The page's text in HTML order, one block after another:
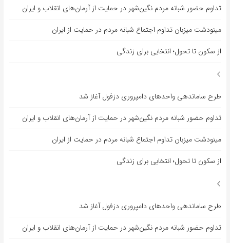
تداوم حضور شبانه مردم نگین‌شهر در حمایت از آرمان‌های انقلاب و ایران
مینودشت میزبان تداوم اجتماع شبانه مردم در حمایت از ایران
از سکون تا تحول؛ انتخابی برای زندگی
طرح ساماندهی واحدهای دامپروری دزفول آغاز شد
تداوم حضور شبانه مردم نگین‌شهر در حمایت از آرمان‌های انقلاب و ایران
مینودشت میزبان تداوم اجتماع شبانه مردم در حمایت از ایران
از سکون تا تحول؛ انتخابی برای زندگی
طرح ساماندهی واحدهای دامپروری دزفول آغاز شد
تداوم حضور شبانه مردم نگین‌شهر در حمایت از آرمان‌های انقلاب و ایران